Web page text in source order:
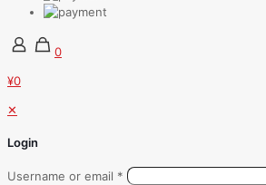
0
¥0
✕
Login
Username or email *